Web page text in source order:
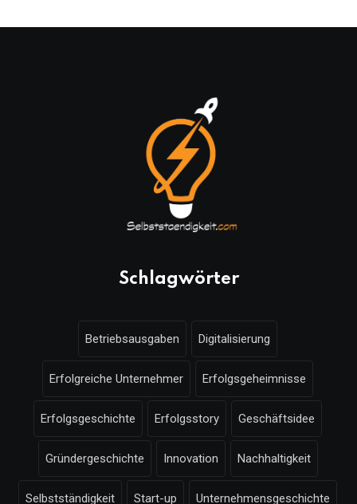
Schlagwörter
Betriebsausgaben Digitalisierung
Erfolgreiche Unternehmer Erfolgsgeheimnisse
Erfolgsgeschichte Erfolgsstory Geschäftsidee
Gründergeschichte Innovation Nachhaltigkeit
Selbstständigkeit Start-up Unternehmensgeschichte